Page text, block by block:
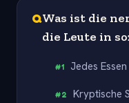
QWas ist die
die Leute in
#1 Jedes
#2 Kryptische